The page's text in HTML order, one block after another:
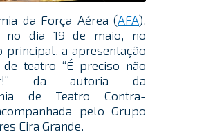
da Força Aérea (AFA),
no dia 19 de maio, no
principal, a apresentação
teatro “É preciso não
da autoria da
de Teatro Contra-
pelo Grupo
Eira Grande.